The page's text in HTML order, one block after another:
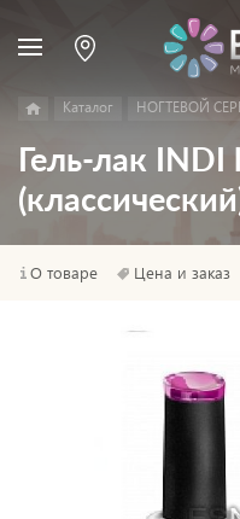
Каталог НОГТЕВОЙ
Гель-лак INDI
О товаре Цена и заказ